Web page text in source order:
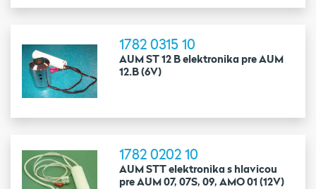
1782 0315 10
AUM ST 12 B elektronika pre AUM
12.B (6V)
1782 0202 10
AUM STT elektronika s hlavicou
pre AUM 07, 07S, 09, AMO 01 (12V)